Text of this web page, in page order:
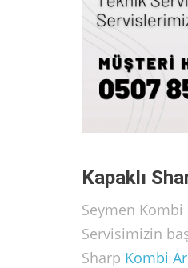
Kapaklı
Seymen Kombi
Servisimizin
Sharp Kombi